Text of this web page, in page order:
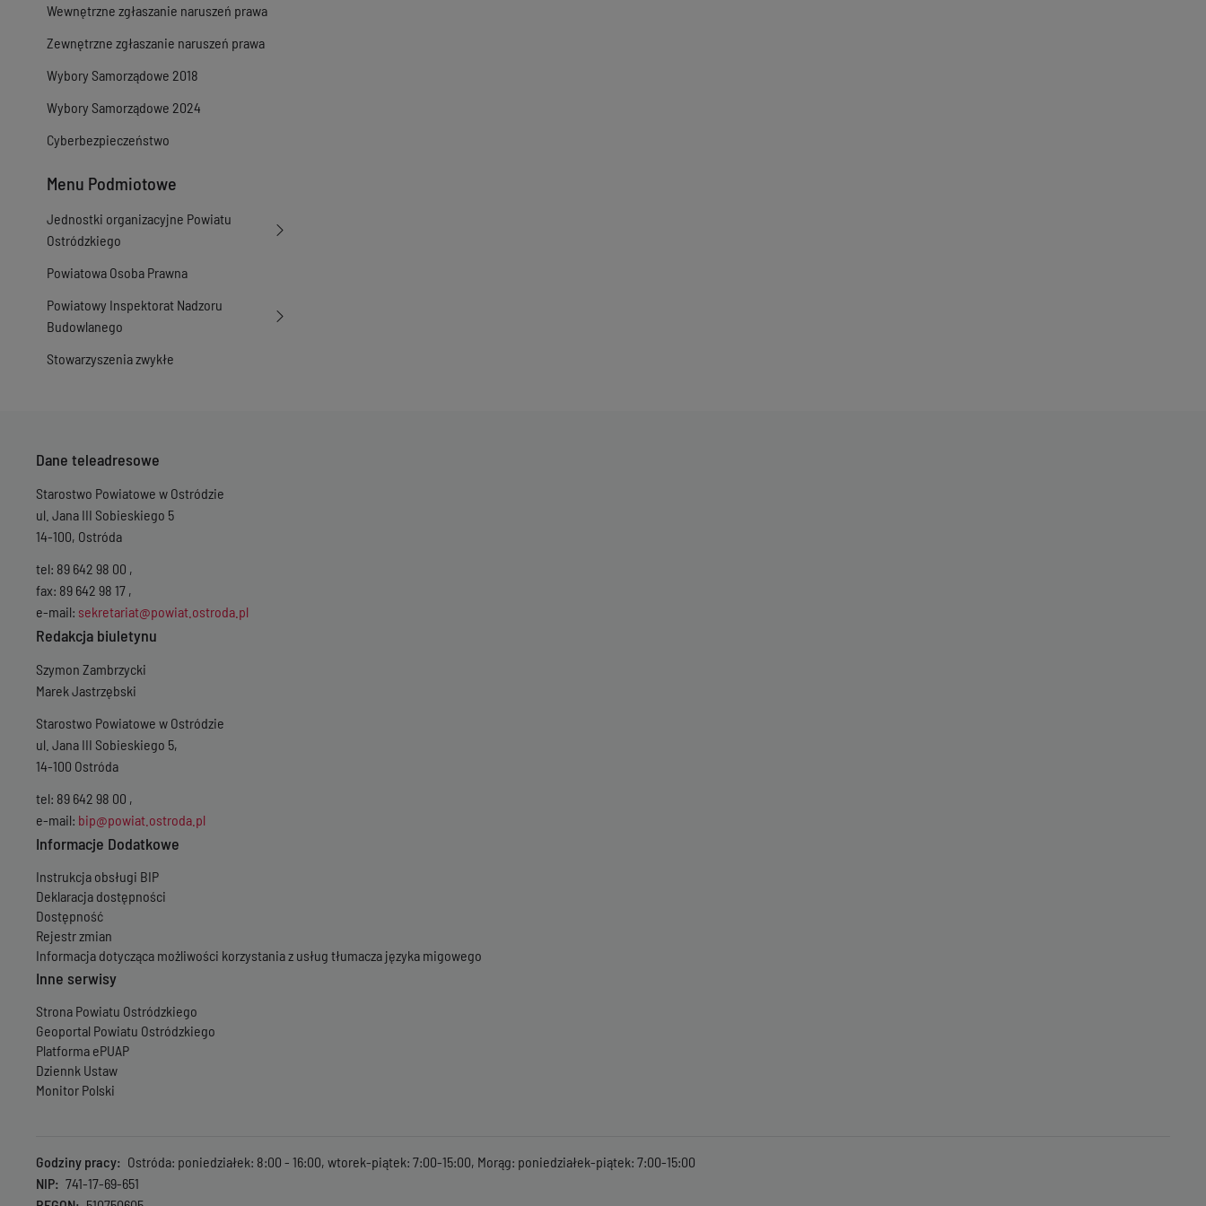
Wewnętrzne zgłaszanie naruszeń prawa
Zewnętrzne zgłaszanie naruszeń prawa
Wybory Samorządowe 2018
Wybory Samorządowe 2024
Cyberbezpieczeństwo
Menu Podmiotowe
Jednostki organizacyjne Powiatu
Ostródzkiego
Powiatowa Osoba Prawna
Powiatowy Inspektorat Nadzoru
Budowlanego
Stowarzyszenia zwykłe
Dane teleadresowe
Starostwo Powiatowe w Ostródzie
ul. Jana III Sobieskiego 5
14-100, Ostróda
tel: 89 642 98 00 ,
fax: 89 642 98 17 ,
e-mail: sekretariat@powiat.ostroda.pl
Redakcja biuletynu
Szymon Zambrzycki
Marek Jastrzębski
Starostwo Powiatowe w Ostródzie
ul. Jana III Sobieskiego 5,
14-100 Ostróda
tel: 89 642 98 00 ,
e-mail: bip@powiat.ostroda.pl
Informacje Dodatkowe
Instrukcja obsługi BIP
Deklaracja dostępności
Dostępność
Rejestr zmian
Informacja dotycząca możliwości korzystania z usług tłumacza języka migowego
Inne serwisy
Strona Powiatu Ostródzkiego
Geoportal Powiatu Ostródzkiego
Platforma ePUAP
Dziennk Ustaw
Monitor Polski
Godziny pracy
Ostróda: poniedziałek: 8:00 - 16:00, wtorek-piątek: 7:00-15:00, Morąg: poniedziałek-piątek: 7:00-15:00
NIP
741-17-69-651